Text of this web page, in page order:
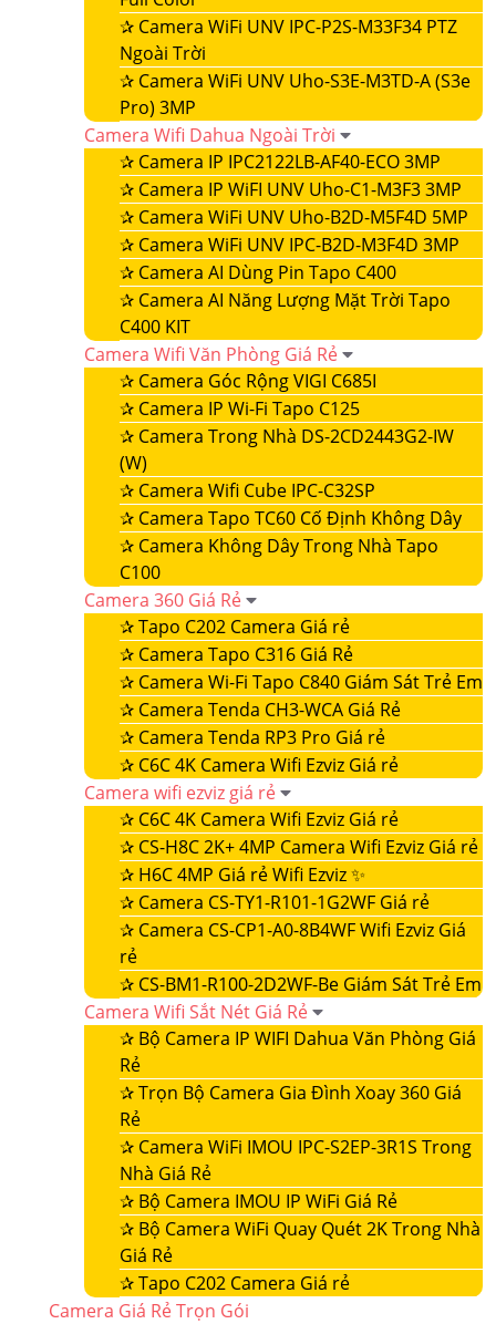
✰ Camera WiFi UNV IPC-P2S-M33F34 PTZ
Ngoài Trời
✰ Camera WiFi UNV Uho-S3E-M3TD-A (S3e
Pro) 3MP
Camera Wifi Dahua Ngoài Trời
✰ Camera IP IPC2122LB-AF40-ECO 3MP
✰ Camera IP WiFI UNV Uho-C1-M3F3 3MP
✰ Camera WiFi UNV Uho-B2D-M5F4D 5MP
✰ Camera WiFi UNV IPC-B2D-M3F4D 3MP
✰ Camera AI Dùng Pin Tapo C400
✰ Camera AI Năng Lượng Mặt Trời Tapo
C400 KIT
Camera Wifi Văn Phòng Giá Rẻ
✰ Camera Góc Rộng VIGI C685I
✰ Camera IP Wi-Fi Tapo C125
✰ Camera Trong Nhà DS-2CD2443G2-IW
(W)
✰ Camera Wifi Cube IPC-C32SP
✰ Camera Tapo TC60 Cố Định Không Dây
✰ Camera Không Dây Trong Nhà Tapo
C100
Camera 360 Giá Rẻ
✰Tapo C202 Camera Giá rẻ
✰ Camera Tapo C316 Giá Rẻ
✰ Camera Wi-Fi Tapo C840 Giám Sát Trẻ Em
✰ Camera Tenda CH3-WCA Giá Rẻ
✰ Camera Tenda RP3 Pro Giá rẻ
✰ C6C 4K Camera Wifi Ezviz Giá rẻ
Camera wifi ezviz giá rẻ
✰ C6C 4K Camera Wifi Ezviz Giá rẻ
✰ CS-H8C 2K+ 4MP Camera Wifi Ezviz Giá rẻ
✰ H6C 4MP Giá rẻ Wifi Ezviz ✨
✰ Camera CS-TY1-R101-1G2WF Giá rẻ
✰ Camera CS-CP1-A0-8B4WF Wifi Ezviz Giá
rẻ
✰ CS-BM1-R100-2D2WF-Be Giám Sát Trẻ Em
Camera Wifi Sắt Nét Giá Rẻ
✰ Bộ Camera IP WIFI Dahua Văn Phòng Giá
Rẻ
✰Trọn Bộ Camera Gia Đình Xoay 360 Giá
Rẻ
✰ Camera WiFi IMOU IPC-S2EP-3R1S Trong
Nhà Giá Rẻ
✰ Bộ Camera IMOU IP WiFi Giá Rẻ
✰ Bộ Camera WiFi Quay Quét 2K Trong Nhà
Giá Rẻ
✰Tapo C202 Camera Giá rẻ
Camera Giá Rẻ Trọn Gói